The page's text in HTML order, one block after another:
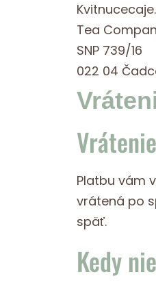
Tea
SNP 739/16
022 04
Platbu vám
vrátená po
späť.
Kedy